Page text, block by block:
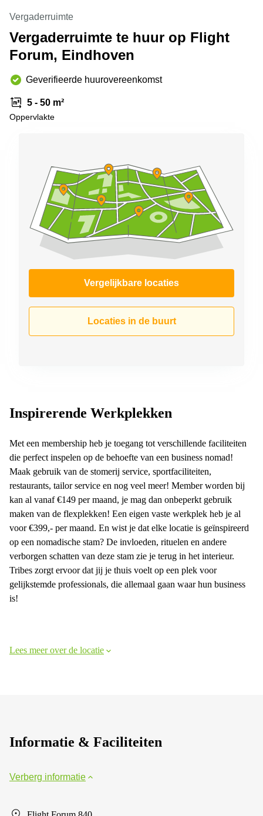
Coworking
Arnhem
Kantoorruimte
Coworking
space
Hilversum
Coworking
Haarlem
Kantoor
Huren
Hengelo
Bedrijfsruimte
Nijmegen
Vergaderruimte
Vergaderruimte te huur op Flight
Forum, Eindhoven
Geverifieerde huurovereenkomst
5 - 50 m²
Oppervlakte
Vergelijkbare locaties
Locaties in de buurt
Inspirerende Werkplekken
Met een membership heb je toegang tot verschillende faciliteiten
die perfect inspelen op de behoefte van een business nomad!
Maak gebruik van de stomerij service, sportfaciliteiten,
restaurants, tailor service en nog veel meer! Member worden bij
kan al vanaf €149 per maand, je mag dan onbeperkt gebruik
maken van de flexplekken! Een eigen vaste werkplek heb je al
voor €399,- per maand. En wist je dat elke locatie is geïnspireerd
op een nomadische stam? De invloeden, rituelen en andere
verborgen schatten van deze stam zie je terug in het interieur.
Tribes zorgt ervoor dat jij je thuis voelt op een plek voor
gelijkstemde professionals, die allemaal gaan waar hun business
is!
Lees meer over de locatie
Informatie & Faciliteiten
Verberg informatie